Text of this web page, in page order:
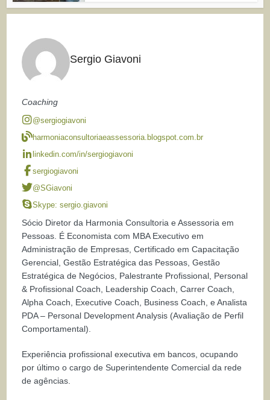
Sergio Giavoni
Coaching
@sergiogiavoni
harmoniaconsultoriaeassessoria.blogspot.com.br
linkedin.com/in/sergiogiavoni
sergiogiavoni
@SGiavoni
Skype: sergio.giavoni
Sócio Diretor da Harmonia Consultoria e Assessoria em
Pessoas. É Economista com MBA Executivo em
Administração de Empresas, Certificado em Capacitação
Gerencial, Gestão Estratégica das Pessoas, Gestão
Estratégica de Negócios, Palestrante Profissional, Personal
& Profissional Coach, Leadership Coach, Carrer Coach,
Alpha Coach, Executive Coach, Business Coach, e Analista
PDA – Personal Development Analysis (Avaliação de Perfil
Comportamental).
Experiência profissional executiva em bancos, ocupando
por último o cargo de Superintendente Comercial da rede
de agências.